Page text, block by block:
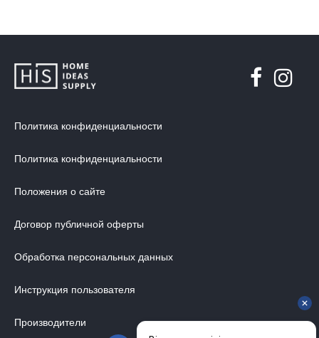
Политика конфиденциальности
Политика конфиденциальности
Положения о сайте
Договор публичной оферты
Обработка персональных данных
Инструкция пользователя
Производители